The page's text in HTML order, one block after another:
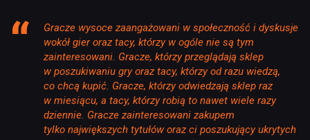
Gracze wysoce zaangażowani w społeczność i dyskusje
wokół gier oraz tacy, którzy w ogóle nie są tym
zainteresowani. Gracze, którzy przeglądają sklep
w poszukiwaniu gry oraz tacy, którzy od razu wiedzą,
co chcą kupić. Gracze, którzy odwiedzają sklep raz
w miesiącu, a tacy, którzy robią to nawet wiele razy
dziennie. Gracze zainteresowani zakupem
tylko największych tytułów oraz ci poszukujący ukrytych